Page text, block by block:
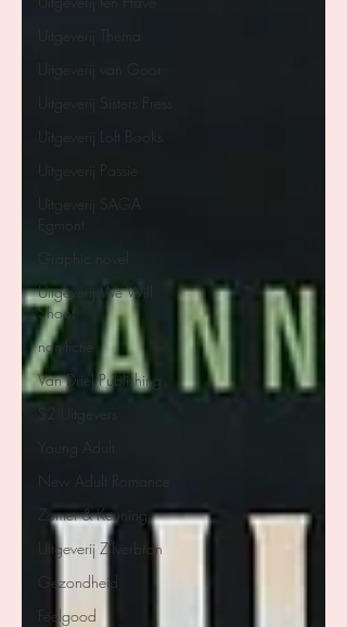
Uitgeverij van Goor
Uitgeverij Loft Books
Uitgeverij Passie
Uitgeverij SAGA
Egmont
Graphic novel
Uitgeverij We Will
Shoot
non-fictie
Van Driel Publishing
S2 Uitgevers
Young Adult
New Adult Romance
Zomer & Keuning
Uitgeverij Zilverbron
Gezondheid
Feelgood